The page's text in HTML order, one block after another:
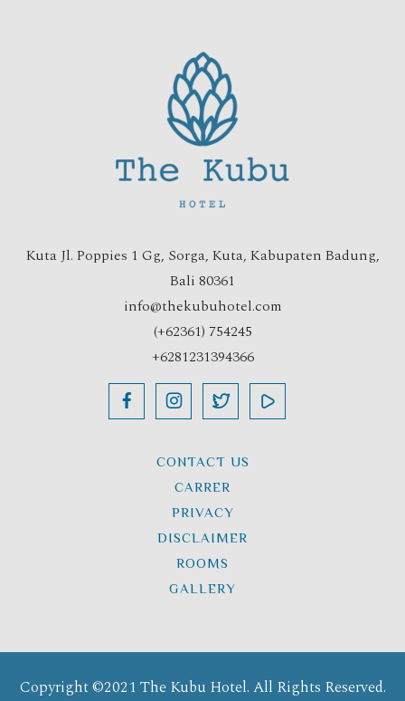
Kuta Jl. Poppies 1 Gg, Sorga, Kuta, Kabupaten Badung,
Bali 80361
info@thekubuhotel.com
(+62361) 754245
+6281231394366
CONTACT US
CARRER
PRIVACY
DISCLAIMER
ROOMS
GALLERY
Copyright ©2021 The Kubu Hotel. All Rights Reserved.